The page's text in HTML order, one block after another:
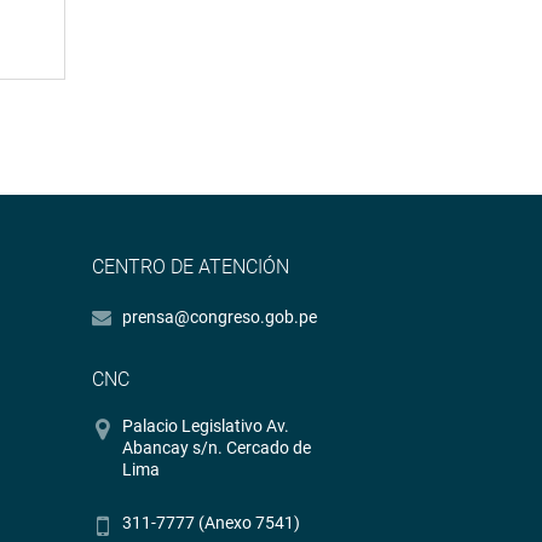
CENTRO DE ATENCIÓN
prensa@congreso.gob.pe
CNC
Palacio Legislativo Av.
Abancay s/n. Cercado de
Lima
311-7777 (Anexo 7541)